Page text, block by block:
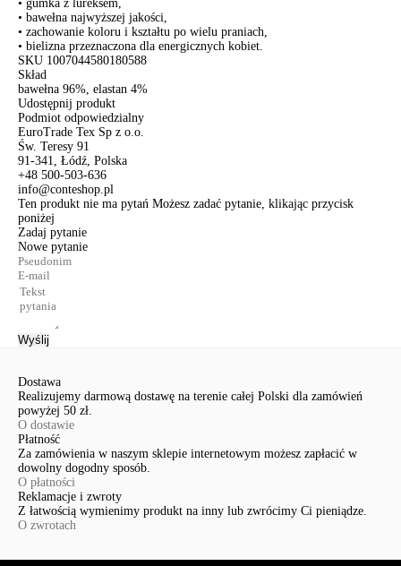
• gumka z lureksem,
• bawełna najwyższej jakości,
• zachowanie koloru i kształtu po wielu praniach,
• bielizna przeznaczona dla energicznych kobiet.
SKU 1007044580180588
Skład
bawełna 96%, elastan 4%
Udostępnij produkt
Podmiot odpowiedzialny
EuroTrade Tex Sp z o.o.
Św. Teresy 91
91-341, Łódź, Polska
+48 500-503-636
info@conteshop.pl
Ten produkt nie ma pytań Możesz zadać pytanie, klikając przycisk
poniżej
Zadaj pytanie
Nowe pytanie
Wyślij
Dostawa
Realizujemy darmową dostawę na terenie całej Polski dla zamówień
powyżej 50 zł.
O dostawie
Płatność
Za zamówienia w naszym sklepie internetowym możesz zapłacić w
dowolny dogodny sposób.
O płatności
Reklamacje i zwroty
Z łatwością wymienimy produkt na inny lub zwrócimy Ci pieniądze.
O zwrotach